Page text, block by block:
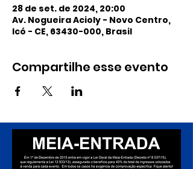
28 de set. de 2024, 20:00
Av. Nogueira Acioly - Novo Centro,
Icó - CE, 63430-000, Brasil
Compartilhe esse evento